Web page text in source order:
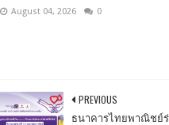
August 04, 2026 0
PREVIOUS
ธนาคารไทยพาณิชย์